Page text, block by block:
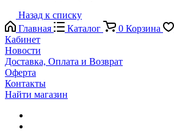
Назад к списку
Главная
Каталог 0 Корзина
Кабинет
Новости
Доставка, Оплата и Возврат
Оферта
Контакты
Найти магазин